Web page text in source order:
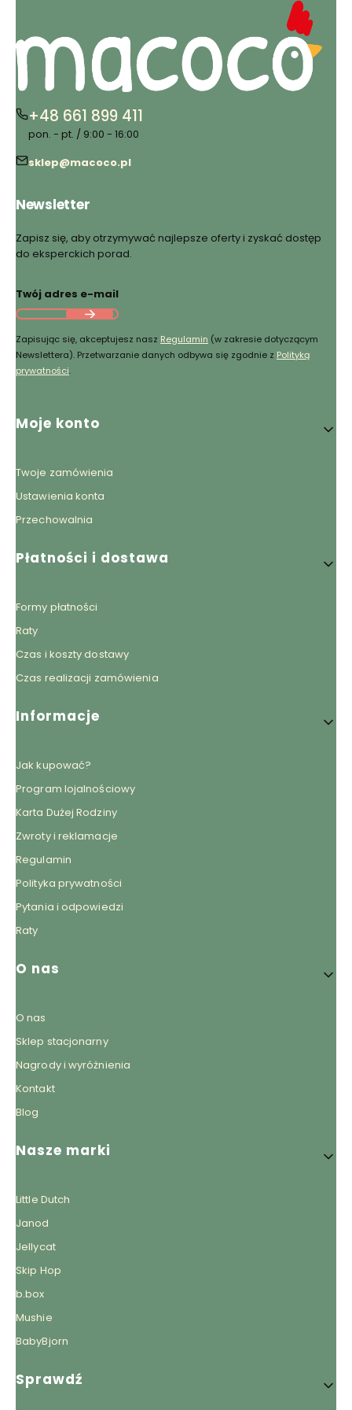
+48 661 899 411
pon. - pt. / 9:00 - 16:00
sklep@macoco.pl
Newsletter
Zapisz się, aby otrzymywać najlepsze oferty i zyskać dostęp
do eksperckich porad.
Twój adres e-mail
Zapisując się, akceptujesz nasz Regulamin (w zakresie dotyczącym
Newslettera). Przetwarzanie danych odbywa się zgodnie z Polityką
prywatności.
Linki w stopce
Moje konto
Twoje zamówienia
Ustawienia konta
Przechowalnia
Płatności i dostawa
Formy płatności
Raty
Czas i koszty dostawy
Czas realizacji zamówienia
Informacje
Jak kupować?
Program lojalnościowy
Karta Dużej Rodziny
Zwroty i reklamacje
Regulamin
Polityka prywatności
Pytania i odpowiedzi
Raty
O nas
O nas
Sklep stacjonarny
Nagrody i wyróżnienia
Kontakt
Blog
Nasze marki
Little Dutch
Janod
Jellycat
Skip Hop
b.box
Mushie
BabyBjorn
Sprawdź